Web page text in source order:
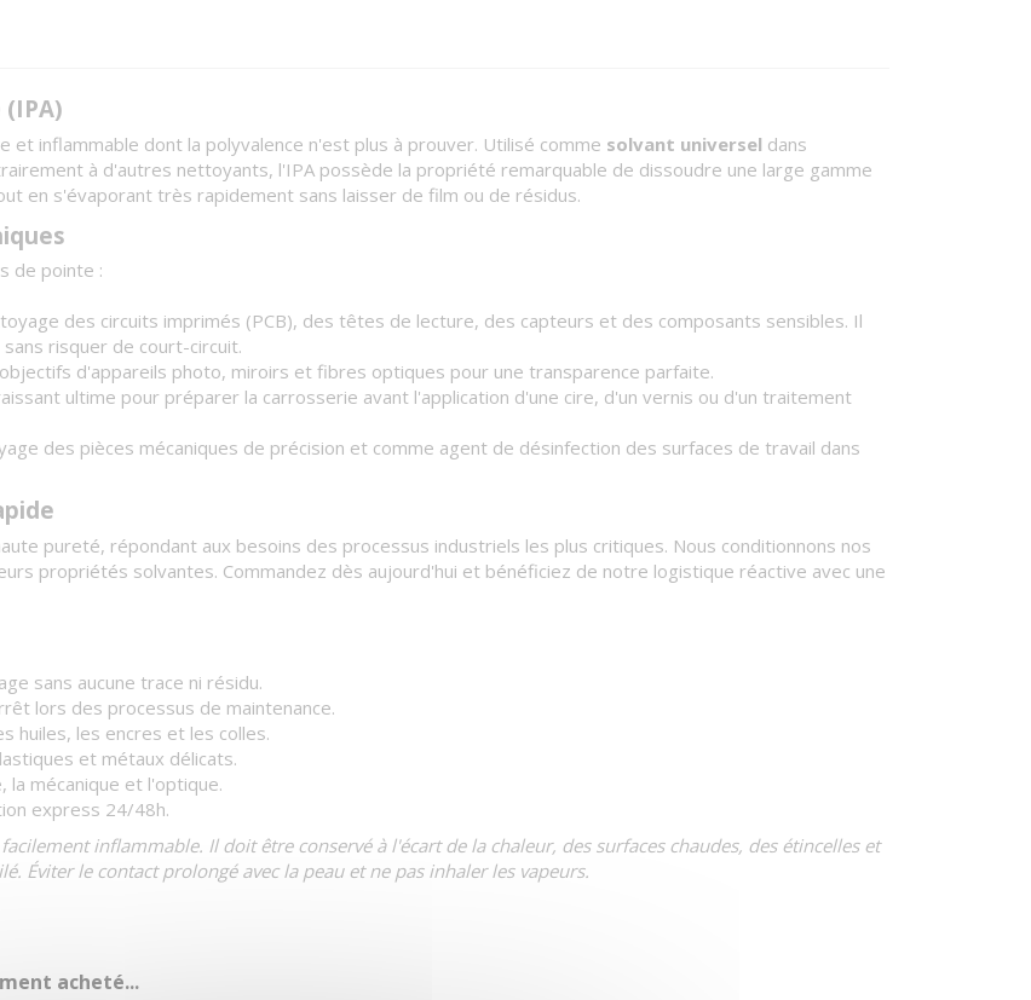
et inflammable dont la polyvalence n'est plus à prouver. Utilisé comme solvant universel dans
à d'autres nettoyants, l'IPA possède la propriété remarquable de dissoudre une large gamme
en s'évaporant très rapidement sans laisser de film ou de résidus.
de pointe :
des circuits imprimés (PCB), des têtes de lecture, des capteurs et des composants sensibles. Il
risquer de court-circuit.
d'appareils photo, miroirs et fibres optiques pour une transparence parfaite.
ultime pour préparer la carrosserie avant l'application d'une cire, d'un vernis ou d'un traitement
des pièces mécaniques de précision et comme agent de désinfection des surfaces de travail dans
pureté, répondant aux besoins des processus industriels les plus critiques. Nous conditionnons nos
propriétés solvantes. Commandez dès aujourd'hui et bénéficiez de notre logistique réactive avec une
sans aucune trace ni résidu.
lors des processus de maintenance.
huiles, les encres et les colles.
et métaux délicats.
la mécanique et l'optique.
express 24/48h.
inflammable. Il doit être conservé à l'écart de la chaleur, des surfaces chaudes, des étincelles et
Éviter le contact prolongé avec la peau et ne pas inhaler les vapeurs.
acheté...